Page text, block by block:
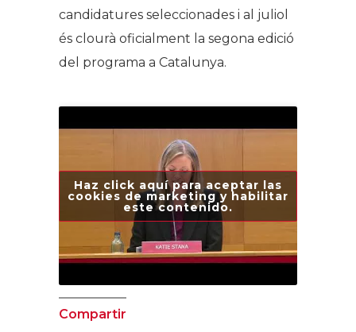
candidatures seleccionades i al juliol
és clourà oficialment la segona edició
del programa a Catalunya.
Haz click aquí para aceptar las
cookies de marketing y habilitar
este contenido.
Compartir